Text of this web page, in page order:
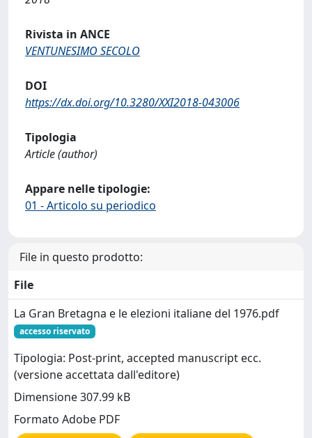
Rivista in ANCE
VENTUNESIMO SECOLO
DOI
https://dx.doi.org/10.3280/XXI2018-043006
Tipologia
Article (author)
Appare nelle tipologie:
01 - Articolo su periodico
File in questo prodotto:
File
La Gran Bretagna e le elezioni italiane del 1976.pdf
accesso riservato
Tipologia: Post-print, accepted manuscript ecc.
(versione accettata dall'editore)
Dimensione 307.99 kB
Formato Adobe PDF